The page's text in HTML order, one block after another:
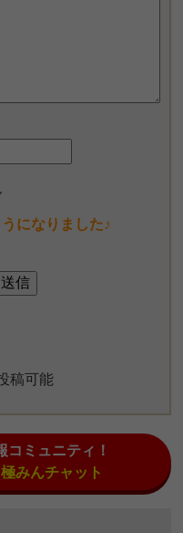
になりました♪
稿可能
コミュニティ！
みんチャット